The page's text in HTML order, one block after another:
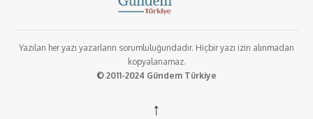
Yazılan her yazı yazarların sorumluluğundadır. Hiçbir yazı izin alınmadan
kopyalanamaz.
© 2011-2024 Gündem Türkiye
↑